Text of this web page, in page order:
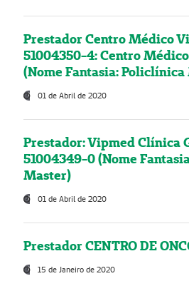
Prestador Centro Médico
51004350-4: Centro
(Nome Fantasia:
01 de Abril de 2020
Prestador: Vipmed Clínica
51004349-0 (Nome
Master)
01 de Abril de 2020
Prestador CENTRO DE
15 de Janeiro de 2020